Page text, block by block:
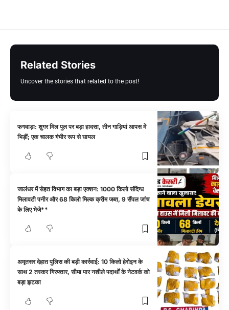
Related Stories
Uncover the stories that related to the post!
फगवाड़ा: शुगर मिल पुल पर बड़ा हादसा, तीन गाड़ियां आपस में
भिड़ीं; एक चालक गंभीर रूप से घायल
जालंधर में सेहत विभाग का बड़ा एक्शन: 1000 किलो संदिग्ध
मिलावटी पनीर और 68 किलो मिल्क क्रीम जब्त, 9 सैंपल जांच
के लिए भेजे**
अमृतसर देहात पुलिस की बड़ी कार्रवाई: 10 किलो हेरोइन के
साथ 2 तस्कर गिरफ्तार, सीमा पार नशीले पदार्थों के नेटवर्क को
बड़ा झटका